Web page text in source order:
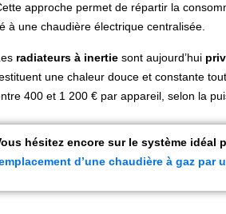
approche permet de répartir la
à une chaudière électrique centralisée.
radiateurs à inertiesont aujourd’hui
une chaleur douce et constante
400 et 1 200 € par appareil, selon la
hésitez encore sur le système idéal
d’une chaudière à gaz par